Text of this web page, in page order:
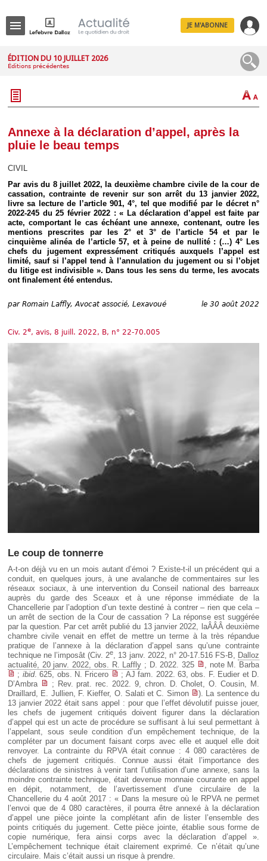
IT
JE M'ABONNE
ÉDITION DU 10 JUILLET 2026
Éditions précédentes
Annexe à la déclaration d’appel, après la
pluie le beau temps
CIVIL
Par avis du 8 juillet 2022, la deuxième chambre civile de la cour de
cassation, contrainte de revenir sur son arrêt du 13 janvier 2022,
livre sa lecture de l’article 901, 4°, tel que modifié par le décret n°
2022-245 du 25 février 2022 : « La déclaration d’appel est faite par
acte, comportant le cas échéant une annexe, contenant, outre les
mentions prescrites par les 2° et 3° de l’article 54 et par le
cinquième alinéa de l’article 57, et à peine de nullité : (…) 4° Les
chefs du jugement expressément critiqués auxquels l’appel est
limité, sauf si l’appel tend à l’annulation du jugement ou si l’objet
du litige est indivisible ». Dans tous les sens du terme, les avocats
ont finalement été entendus.
par Romain Laffly, Avocat associé, Lexavoué le 30 août 2022
Civ. 2e, avis, 8 juill. 2022, B, n° 22-70.005
Le coup de tonnerre
A-t-on déjà vu en un mois autant d’émoi ? Existe-t-il un précédent qui a
conduit, en quelques jours, à une avalanche de commentaires sur les
réseaux sociaux, à une intervention du Conseil national des barreaux
auprès du garde des Sceaux et à une réponse immédiate de la
Chancellerie par l’adoption d’un texte destiné à contrer – rien que cela –
un arrêt de section de la Cour de cassation ? La réponse est suggérée
par la question. Par cet arrêt publié du 13 janvier 2022, laÂÂÂ deuxième
chambre civile venait en effet de mettre un terme à la très répandue
pratique de l’annexe à la déclaration d’appel sans qu’une contrainte
technique ne l’imposât (Civ. 2e , 13 janv. 2022, n° 20-17.516 FS-B, Dalloz
actualité, 20 janv. 2022, obs. R. Laffly ; D. 2022. 325
, note M. Barba
; ibid. 625, obs. N. Fricero
; AJ fam. 2022. 63, obs. F. Eudier et D.
D’Ambra
; Rev. prat. rec. 2022. 9, chron. D. Cholet, O. Cousin, M.
Draillard, E. Jullien, F. Kieffer, O. Salati et C. Simon
). La sentence du
13 janvier 2022 était sans appel : pour que l’effet dévolutif puisse jouer,
les chefs de jugement critiqués doivent figurer dans la déclaration
d’appel qui est un acte de procédure se suffisant à lui seul permettant à
l’appelant, sous seule condition d’un empêchement technique, de la
compléter par un document faisant corps avec elle et auquel elle doit
renvoyer. La contrainte du RPVA était connue : 4 080 caractères de
chefs de jugement critiqués. Connue aussi était l’importance des
déclarations de sinistres à venir tant l’utilisation d’une annexe, sans la
moindre contrainte technique, était devenue monnaie courante en appel
en dépit, notamment, de l’avertissement d’une circulaire de la
Chancellerie du 4 août 2017 : « Dans la mesure où le RPVA ne permet
l’envoi que de 4 080 caractères, il pourra être annexé à la déclaration
d’appel une pièce jointe la complétant afin de lister l’ensemble des
points critiqués du jugement. Cette pièce jointe, établie sous forme de
copie numérique, fera ainsi corps avec la déclaration d’appel ».
L’empêchement technique était clairement exprimé. Ce n’était qu’une
circulaire. Mais c’était aussi un risque à prendre.